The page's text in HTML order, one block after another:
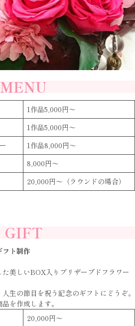
MENU
1作品5,000円～
1作品5,000円～
1作品8,000円～
8,000円～
20,000円～（ラウンドの場合）
GIFT
ト制作
美しいBOX入りプリザーブドフラワー
生の節目を祝う記念のギフトにどうぞ。
を作成します。
20,000円～